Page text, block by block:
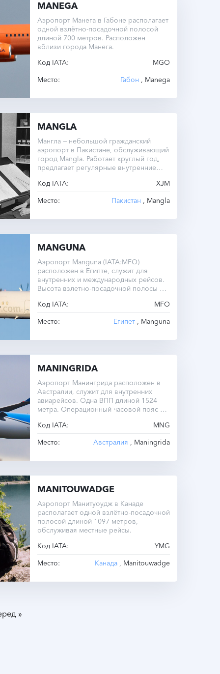
MANEGA
Аэропорт Манега в Габоне располагает
одной взлётно-посадочной полосой
длиной 700 метров. Расположен
вблизи города Манега.
Код IATA:
MGO
Место:
Габон , Manega
MANGLA
Мангла — небольшой гражданский
аэропорт в Пакистане, обслуживающий
город Mangla. Работает круглый год,
предлагает регулярные внутренние
Код IATA:
XJM
Место:
Пакистан , Mangla
MANGUNA
Аэропорт Manguna (IATA:MFO)
расположен в Египте, служит для
внутренних и международных рейсов.
Высота взлетно-посадочной полосы —
Операционный часовой пояс — UTC-2.0
Код IATA:
MFO
Место:
Египет , Manguna
MANINGRIDA
Аэропорт Манингрида расположен в
Австралии, служит для внутренних
авиарейсов. Одна ВПП длиной 1524
метра. Операционный часовой пояс —
Код IATA:
MNG
Место:
Австралия , Maningrida
MANITOUWADGE
Аэропорт Манитуоудж в Канаде
располагает одной взлётно-посадочной
полосой длиной 1097 метров,
обслуживая местные рейсы.
Код IATA:
YMG
Место:
Канада , Manitouwadge
»